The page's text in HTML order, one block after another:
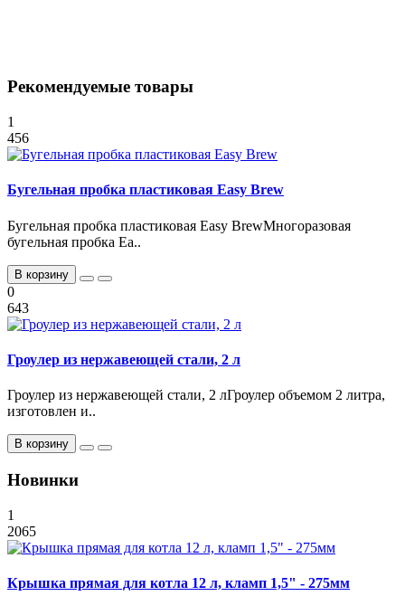
Рекомендуемые товары
1
456
Бугельная пробка пластиковая Easy Brew
Бугельная пробка пластиковая Easy BrewМногоразовая
бугельная пробка Ea..
В корзину
0
643
Гроулер из нержавеющей стали, 2 л
Гроулер из нержавеющей стали, 2 лГроулер объемом 2 литра,
изготовлен и..
В корзину
Новинки
1
2065
Крышка прямая для котла 12 л, кламп 1,5" - 275мм